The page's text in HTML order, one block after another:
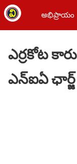
అభిప్రాయం
ఎర్రకోట
ఎన్ఐఏ